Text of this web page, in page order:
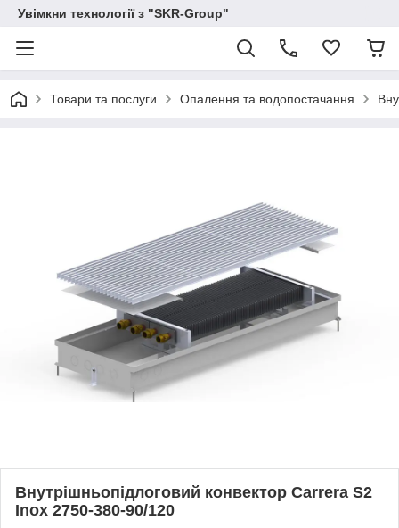
Увімкни технології з "SKR-Group"
Товари та послуги Опалення та водопостачання
Внутрішньопідлоговий конвектор Carrera S2
Inox 2750-380-90/120